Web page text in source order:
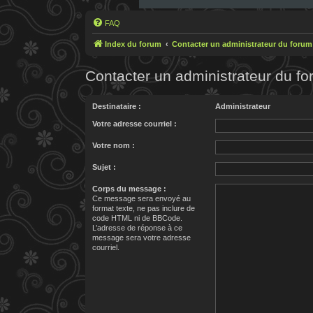
FAQ
Index du forum Contacter un administrateur du forum
Contacter un administrateur du
Destinataire : Administrateur
Votre adresse courriel :
Votre nom :
Sujet :
Corps du message :
Ce message sera envoyé au
format texte, ne pas inclure de
code HTML ni de BBCode.
L’adresse de réponse à ce
message sera votre adresse
courriel.